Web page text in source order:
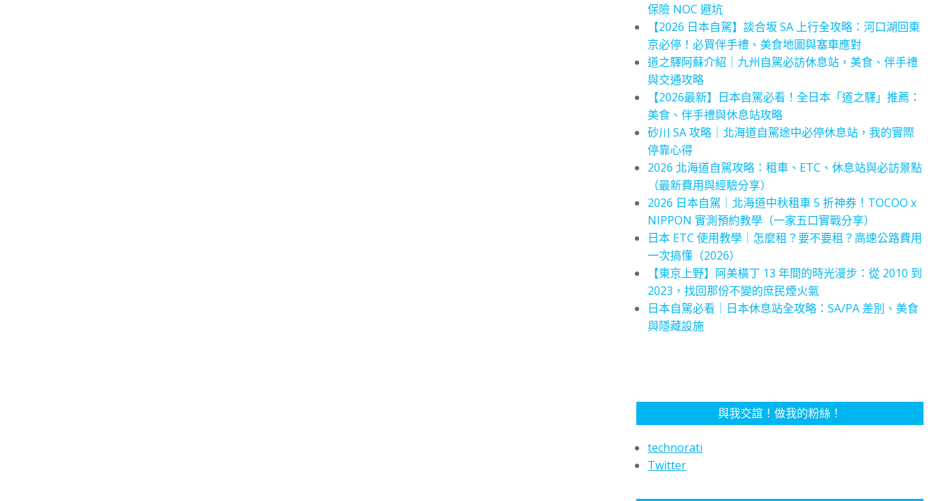
保險 NOC 避坑
【2026 日本自駕】談合坂 SA 上行全攻略：河口湖回東
京必停！必買伴手禮、美食地圖與塞車應對
道之驛阿蘇介紹｜九州自駕必訪休息站，美食、伴手禮
與交通攻略
【2026最新】日本自駕必看！全日本「道之驛」推薦：
美食、伴手禮與休息站攻略
砂川 SA 攻略｜北海道自駕途中必停休息站，我的實際
停靠心得
2026 北海道自駕攻略：租車、ETC、休息站與必訪景點
（最新費用與經驗分享）
2026 日本自駕｜北海道中秋租車 5 折神券！TOCOO x
NIPPON 實測預約教學（一家五口實戰分享）
日本 ETC 使用教學｜怎麼租？要不要租？高速公路費用
一次搞懂（2026）
【東京上野】阿美橫丁 13 年間的時光漫步：從 2010 到
2023，找回那份不變的庶民煙火氣
日本自駕必看｜日本休息站全攻略：SA/PA 差別、美食
與隱藏設施
與我交誼！做我的粉絲！
technorati
Twitter